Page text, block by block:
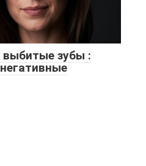
выбитые зубы :